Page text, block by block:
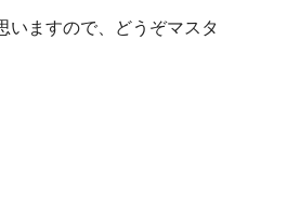
いますので、どうぞマスタ